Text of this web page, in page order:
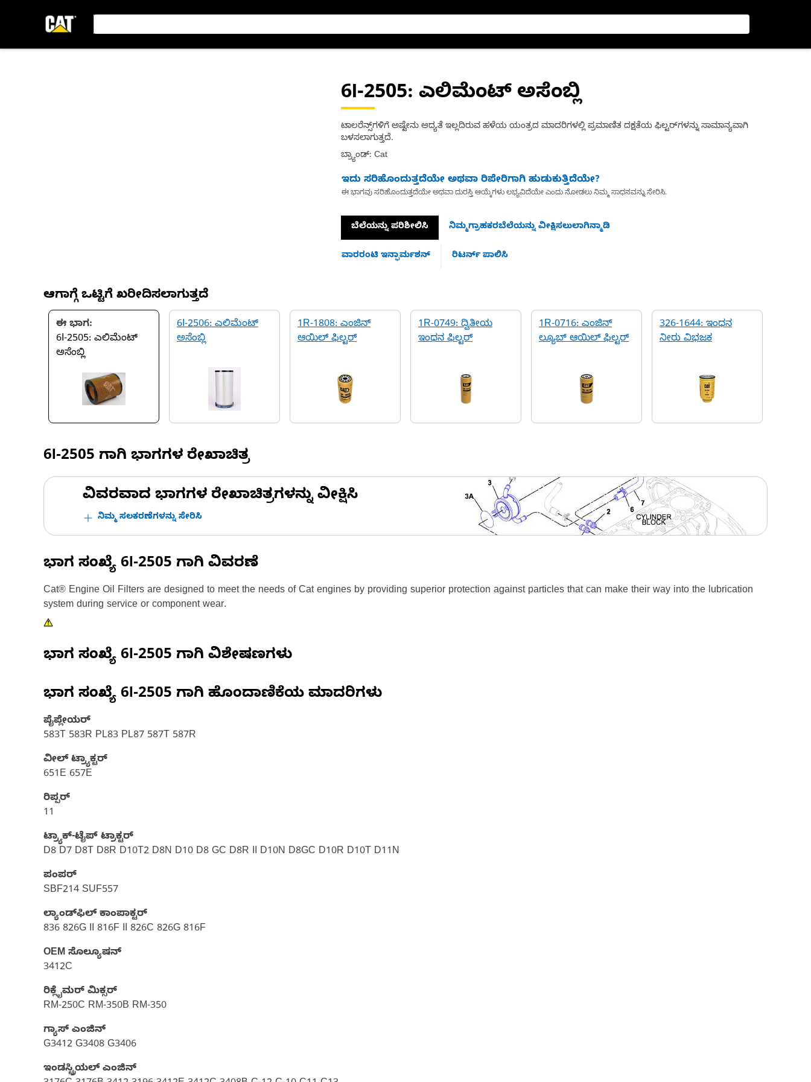
6I-2505: ಎಲಿಮೆಂಟ್ ಅಸೆಂಬ್ಲಿ
ಟಾಲರೆನ್ಸ್‌ಗಳಿಗೆ ಅಷ್ಟೇನು ಆದ್ಯತೆ ಇಲ್ಲದಿರುವ ಹಳೆಯ ಯಂತ್ರದ ಮಾದರಿಗಳಲ್ಲಿ ಪ್ರಮಾಣಿತ ದಕ್ಷತೆಯ ಫಿಲ್ಟರ್‌ಗಳನ್ನು ಸಾಮಾನ್ಯವಾಗಿ
ಬಳಸಲಾಗುತ್ತದೆ.
ಬ್ರ್ಯಾಂಡ್: Cat
ಇದು ಸರಿಹೊಂದುತ್ತದೆಯೇ ಅಥವಾ ರಿಪೇರಿಗಾಗಿ ಹುಡುಕುತ್ತಿದೆಯೇ?
ಈ ಭಾಗವು ಸರಿಹೊಂದುತ್ತದೆಯೇ ಅಥವಾ ದುರಸ್ತಿ ಆಯ್ಕೆಗಳು ಲಭ್ಯವಿದೆಯೇ ಎಂದು ನೋಡಲು ನಿಮ್ಮ ಸಾಧನವನ್ನು ಸೇರಿಸಿ.
ಬೆಲೆಯನ್ನು ಪರಿಶೀಲಿಸಿ ನಿಮ್ಮಗ್ರಾಹಕರಬೆಲೆಯನ್ನು ವೀಕ್ಷಿಸಲುಲಾಗಿನ್ಮಾಡಿ
ವಾರರಂಟಿ ಇನ್ಫಾರ್ಮಶನ್ ರಿಟರ್ನ್ ಪಾಲಿಸಿ
ಆಗಾಗ್ಗೆ ಒಟ್ಟಿಗೆ ಖರೀದಿಸಲಾಗುತ್ತದೆ
ಈ ಭಾಗ:
6I-2505: ಎಲಿಮೆಂಟ್
ಅಸೆಂಬ್ಲಿ
6I-2506: ಎಲಿಮೆಂಟ್
ಅಸೆಂಬ್ಲಿ
1R-1808: ಎಂಜಿನ್
ಆಯಿಲ್ ಫಿಲ್ಟರ್
1R-0749: ದ್ವಿತೀಯ
ಇಂಧನ ಫಿಲ್ಟರ್
1R-0716: ಎಂಜಿನ್
ಲ್ಯೂಬ್ ಆಯಿಲ್ ಫಿಲ್ಟರ್
326-1644: ಇಂಧನ
ನೀರು ವಿಭಜಕ
6I-2505 ಗಾಗಿ ಭಾಗಗಳ ರೇಖಾಚಿತ್ರ
ವಿವರವಾದ ಭಾಗಗಳ ರೇಖಾಚಿತ್ರಗಳನ್ನು ವೀಕ್ಷಿಸಿ
ನಿಮ್ಮ ಸಲಕರಣೆಗಳನ್ನು ಸೇರಿಸಿ
ಭಾಗ ಸಂಖ್ಯೆ 6I-2505 ಗಾಗಿ ವಿವರಣೆ
Cat® Engine Oil Filters are designed to meet the needs of Cat engines by providing superior protection against particles that can make their way into the lubrication
system during service or component wear.
ಭಾಗ ಸಂಖ್ಯೆ 6I-2505 ಗಾಗಿ ವಿಶೇಷಣಗಳು
ಭಾಗ ಸಂಖ್ಯೆ 6I-2505 ಗಾಗಿ ಹೊಂದಾಣಿಕೆಯ ಮಾದರಿಗಳು
ಪೈಪ್ಲೇಯರ್
583T 583R PL83 PL87 587T 587R
ವೀಲ್ ಟ್ರ್ಯಾಕ್ಟರ್‌
651E 657E
ರಿಪ್ಪರ್
11
ಟ್ರ್ಯಾಕ್-ಟೈಪ್ ಟ್ರಾಕ್ಟರ್
D8 D7 D8T D8R D10T2 D8N D10 D8 GC D8R II D10N D8GC D10R D10T D11N
ಪಂಪರ್‌
SBF214 SUF557
ಲ್ಯಾಂಡ್‌ಫಿಲ್‌ ಕಾಂಪಾಕ್ಟರ್
836 826G II 816F II 826C 826G 816F
OEM ಸೊಲ್ಯೂಷನ್
3412C
ರಿಕ್ಲೈಮರ್ ಮಿಕ್ಸರ್
RM-250C RM-350B RM-350
ಗ್ಯಾಸ್‌ ಎಂಜಿನ್
G3412 G3408 G3406
ಇಂಡಸ್ಟ್ರಿಯಲ್ ಎಂಜಿನ್